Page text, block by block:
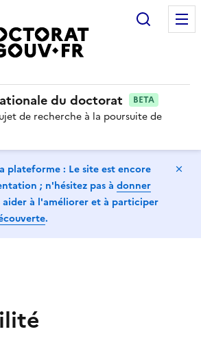
du doctorat BETA
de recherche à la poursuite de
plateforme : Le site est encore
; n'hésitez pas à donner
aider à l'améliorer et à participer
.